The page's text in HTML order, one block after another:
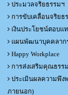
ประมวลจริยธรรมฯ
การขับเคลื่อนจริยธ
เงินประโยชน์ตอบแ
แผนพัฒนาบุคคลาก
Happy Workplace
การส่งเสริมคุณธรร
ประเมินผลความพึง
ภายนอก)